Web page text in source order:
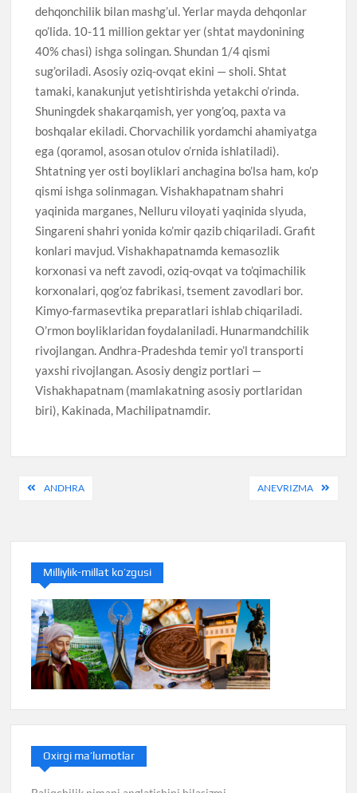
dehqonchilik bilan mashg’ul. Yerlar mayda dehqonlar
qo’lida. 10-11 million gektar yer (shtat maydonining
40% chasi) ishga solingan. Shundan 1/4 qismi
sug’oriladi. Asosiy oziq-ovqat ekini — sholi. Shtat
tamaki, kanakunjut yetishtirishda yetakchi o’rinda.
Shuningdek shakarqamish, yer yong’oq, paxta va
boshqalar ekiladi. Chorvachilik yordamchi ahamiyatga
ega (qoramol, asosan otulov o’rnida ishlatiladi).
Shtatning yer osti boyliklari anchagina bo’lsa ham, ko’p
qismi ishga solinmagan. Vishakhapatnam shahri
yaqinida marganes, Nelluru viloyati yaqinida slyuda,
Singareni shahri yonida ko’mir qazib chiqariladi. Grafit
konlari mavjud. Vishakhapatnamda kemasozlik
korxonasi va neft zavodi, oziq-ovqat va to’qimachilik
korxonalari, qog’oz fabrikasi, tsement zavodlari bor.
Kimyo-farmasevtika preparatlari ishlab chiqariladi.
O’rmon boyliklaridan foydalaniladi. Hunarmandchilik
rivojlangan. Andhra-Pradeshda temir yo’l transporti
yaxshi rivojlangan. Asosiy dengiz portlari —
Vishakhapatnam (mamlakatning asosiy portlaridan
biri), Kakinada, Machilipatnamdir.
PostANDHRA ANEVRIZMA
Milliylik-millat ko’zgusi
Oxirgi ma’lumotlar